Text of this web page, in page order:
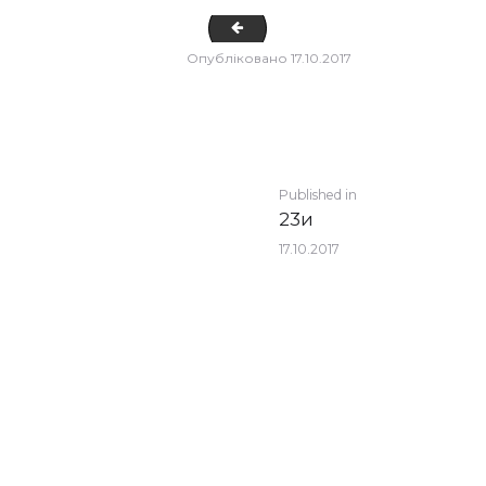
11
Опубліковано 17.10.2017
POST
NAVIGATION
Published in
23и
17.10.2017